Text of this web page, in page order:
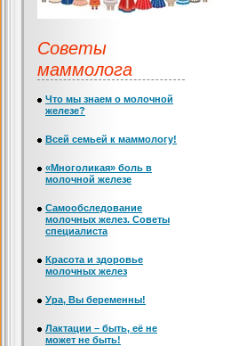
Советы
маммолога
Что мы знаем о молочной
железе?
Всей семьей к маммологу!
«Многоликая» боль в
молочной железе
Самообследование
молочных желез. Советы
специалиста
Красота и здоровье
молочных желез
Ура, Вы беременны!
Лактации – быть, её не
может не быть!